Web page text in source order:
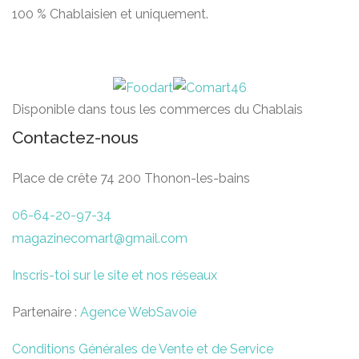
100 % Chablaisien et uniquement.
Disponible dans tous les commerces du Chablais
Contactez-nous
Place de crête 74 200 Thonon-les-bains
06-64-20-97-34
magazinecomart@gmail.com
Inscris-toi sur le site et nos réseaux
Partenaire : Agence WebSavoie
Conditions Générales de Vente et de Service